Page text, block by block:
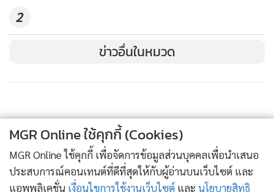
สวัสดี เชียงใหม่เจ้า🙏
A post shared byBass Best Boat Kamsing(@kamsing_family) on
2
ข่าวอื่นในหมวด
MGR Online ใช้คุกกี้ (Cookies)
MGR Online ใช้คุกกี้ เพื่อจัดการข้อมูลส่วนบุคคลเพื่อนำเสนอ
ประสบการณ์คอนเทนต์ที่ดีที่สุดให้กับผู้อ่านบนเว็บไซต์ และ
แอพพลิเคชั่น เงื่อนไขการใช้งานเว็บไซต์ และ นโยบายสิทธิ